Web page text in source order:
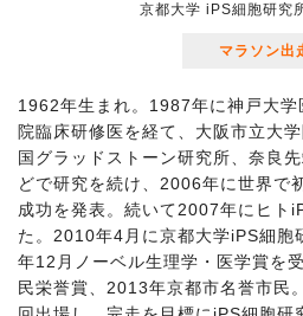
京都大学 iPS細胞研究
マラソン出
1962年生まれ。1987年に神戸大学
院臨床研修医を経て、大阪市立大
国グラッドストーン研究所、奈良
どで研究を続け、2006年に世界で
成功を発表。続いて2007年にヒト
た。2010年4月に京都大学iPS細胞
年12月ノーベル生理学・医学賞を
民栄誉賞、2013年京都市名誉市民